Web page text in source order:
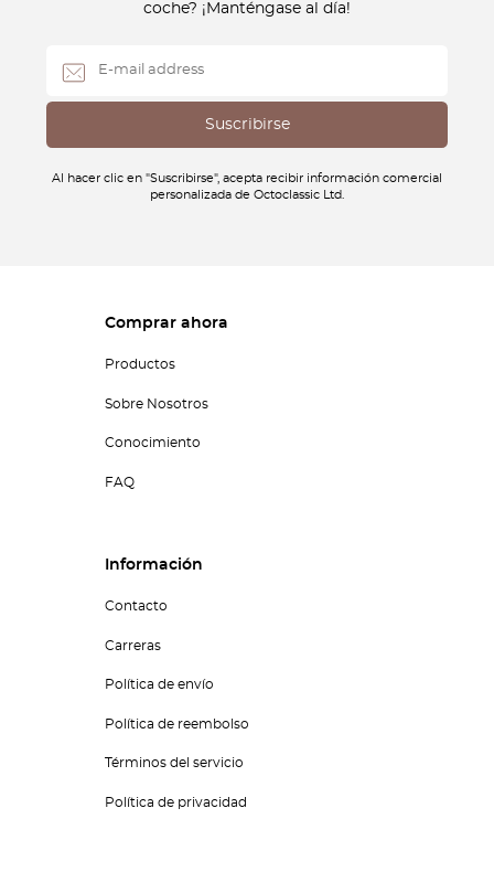
coche? ¡Manténgase al día!
Al hacer clic en "Suscribirse", acepta recibir información comercial
personalizada de Octoclassic Ltd.
Comprar ahora
Productos
Sobre Nosotros
Conocimiento
FAQ
Información
Contacto
Carreras
Política de envío
Política de reembolso
Términos del servicio
Política de privacidad